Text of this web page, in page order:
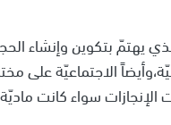
يهتمّ بتكوين وإنشاء
الاجتماعيّة على
سواء كانت